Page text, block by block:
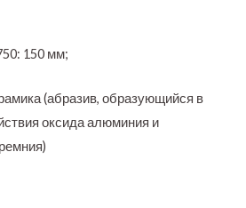
150 мм;
(абразив, образующийся в
оксида алюминия и